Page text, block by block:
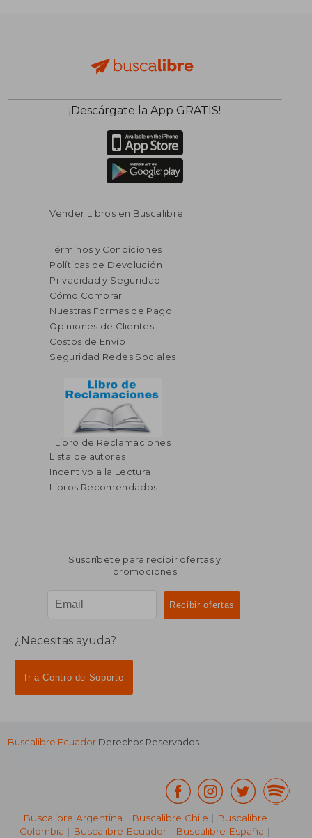
¡Descárgate la App GRATIS!
Vender Libros en Buscalibre
Términos y Condiciones
Políticas de Devolución
Privacidad y Seguridad
Cómo Comprar
Nuestras Formas de Pago
Opiniones de Clientes
Costos de Envío
Seguridad Redes Sociales
Libro de Reclamaciones
Lista de autores
Incentivo a la Lectura
Libros Recomendados
Suscríbete para recibir ofertas y
promociones
¿Necesitas ayuda?
Ir a Centro de Soporte
Buscalibre Ecuador Derechos Reservados.
Buscalibre Argentina | Buscalibre Chile | Buscalibre
Colombia | Buscalibre Ecuador | Buscalibre España |